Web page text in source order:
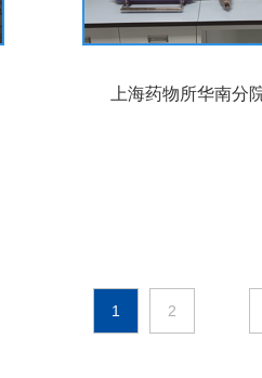
上海药物所华南分
1 2